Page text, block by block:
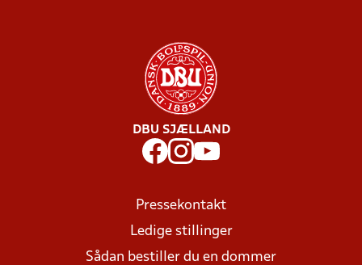
DBU SJÆLLAND
Pressekontakt
Ledige stillinger
Sådan bestiller du en dommer